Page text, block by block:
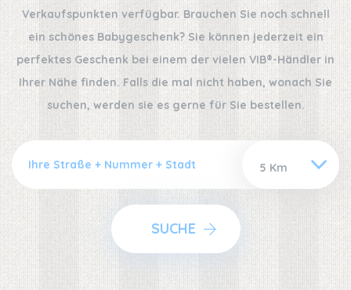
Verkaufspunkten verfügbar. Brauchen Sie noch schnell
ein schönes Babygeschenk? Sie können jederzeit ein
perfektes Geschenk bei einem der vielen VIB®-Händler in
Ihrer Nähe finden. Falls die mal nicht haben, wonach Sie
suchen, werden sie es gerne für Sie bestellen.
SUCHE